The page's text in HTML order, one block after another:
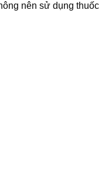
nên sử dụng thuốc